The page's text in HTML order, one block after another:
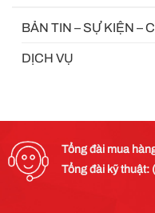
BẢN TIN – SỰ KIỆN –
DỊCH VỤ
Tổng đài mua
Tổng đài kỹ thuật: